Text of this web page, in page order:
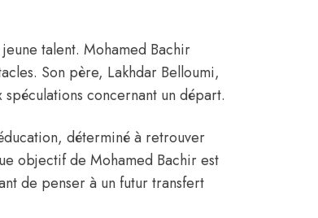
talent. Mohamed Bachir
Son père, Lakhdar Belloumi,
concernant un départ.
déterminé à retrouver
objectif de Mohamed Bachir est
de penser à un futur transfert